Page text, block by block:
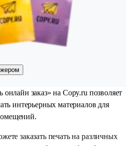
онлайн заказ» на Copy.ru позволяет
интерьерных материалов для
заказать печать на различных